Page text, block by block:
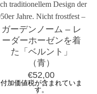
ガーデンノーム – レ
ーダーホーゼンを着
た「ベルント」
（青）
€52,00
付加価値税が含まれていま
す。